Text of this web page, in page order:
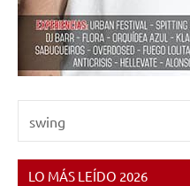
LO MÁS LEÍDO 2026